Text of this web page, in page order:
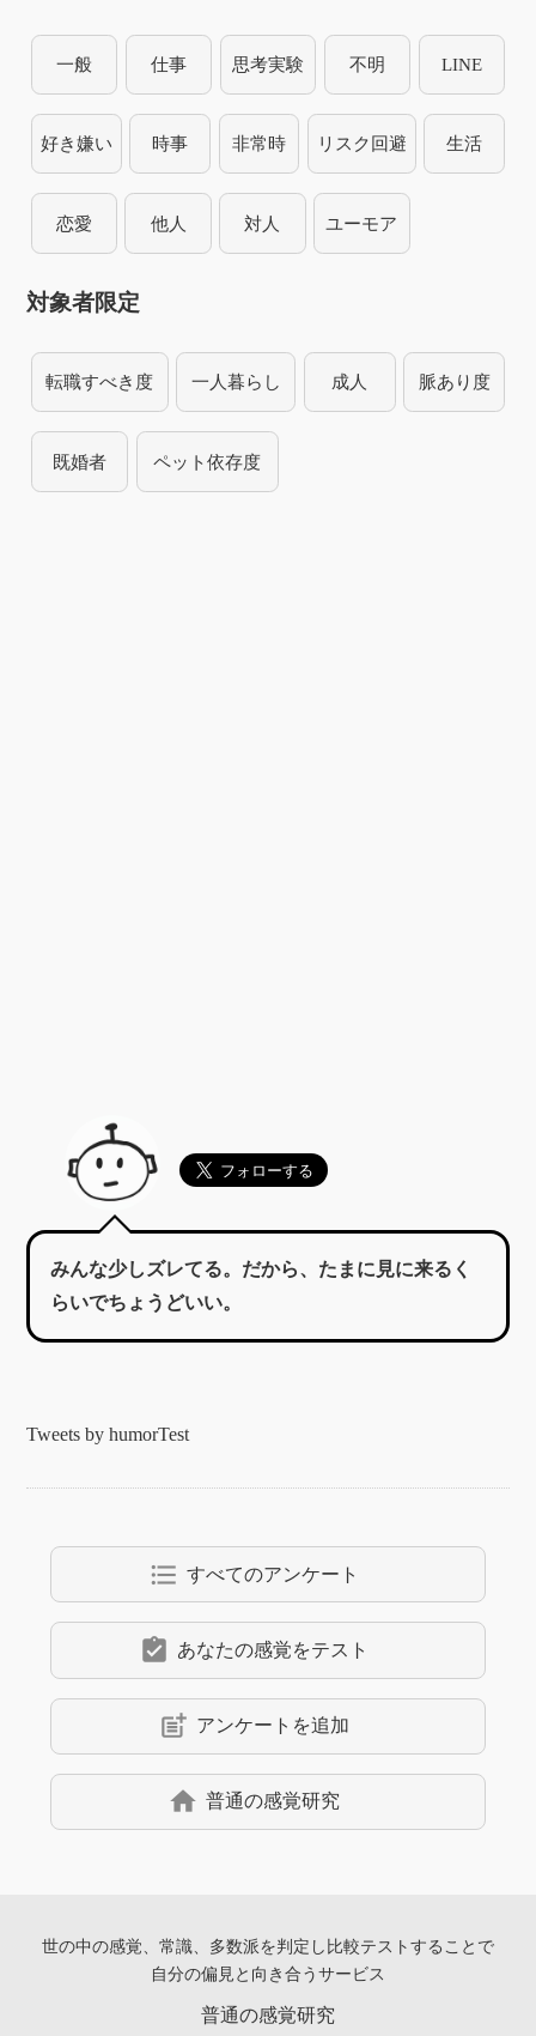
一般 仕事 思考実験 不明 LINE
好き嫌い 時事 非常時 リスク回避 生活
恋愛 他人 対人 ユーモア
対象者限定
転職すべき度 一人暮らし 成人 脈あり度
既婚者 ペット依存度
みんな少しズレてる。だから、たまに見に来るく
らいでちょうどいい。
Tweets by humorTest
format_list_bulleted すべてのアンケート
assignment_turned_in あなたの感覚をテスト
post_add アンケートを追加
home 普通の感覚研究
世の中の感覚、常識、多数派を判定し 比較テストすることで
自分の偏見と向き合うサービス
普通の感覚研究